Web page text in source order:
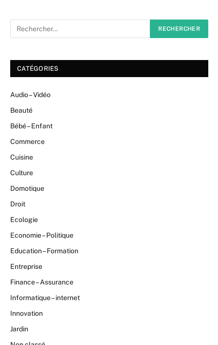
CATÉGORIES
Audio – Vidéo
Beauté
Bébé – Enfant
Commerce
Cuisine
Culture
Domotique
Droit
Ecologie
Economie – Politique
Education – Formation
Entreprise
Finance – Assurance
Informatique – internet
Innovation
Jardin